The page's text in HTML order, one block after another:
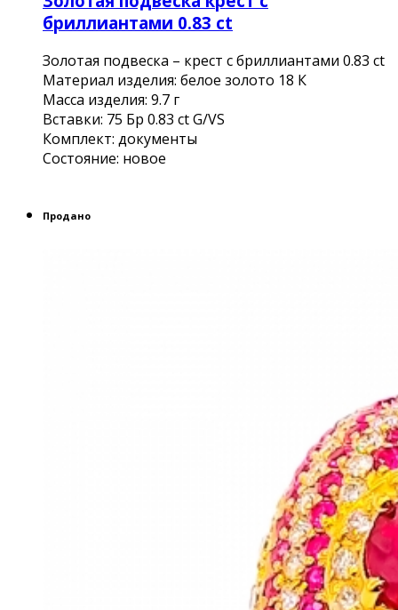
бриллиантами 0.83 ct
Золотая подвеска – крест с бриллиантами 0.83 ct
Материал изделия: белое золото 18 К
Масса изделия: 9.7 г
Вставки: 75 Бр 0.83 ct G/VS
Комплект: документы
Состояние: новое
Продано